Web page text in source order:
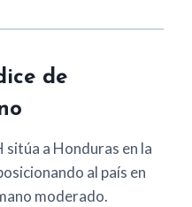
de
sitúa a Honduras en la
al país en
moderado.